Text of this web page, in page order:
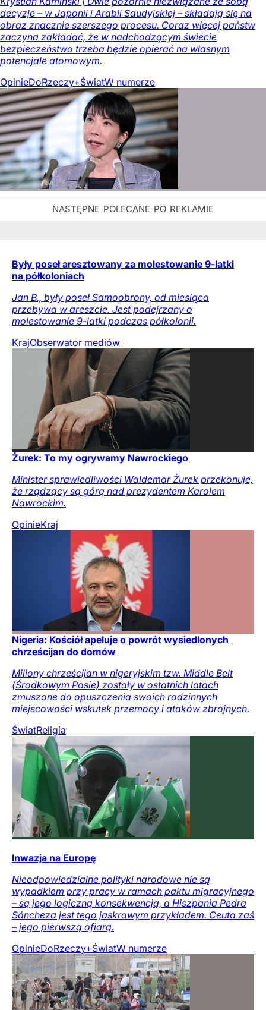
decyzje – w Japonii i Arabii Saudyjskiej – składają się na
obraz znacznie szerszego procesu. Coraz więcej państw
zaczyna zakładać, że w nadchodzącym świecie
bezpieczeństwo trzeba będzie opierać na własnym
potencjale atomowym.
OpinieDoRzeczy+ŚwiatW numerze
Były poseł aresztowany za molestowanie 9-latki
na półkoloniach
Jan B., były poseł Samoobrony, od miesiąca
przebywa w areszcie. Jest podejrzany o
molestowanie 9-latki podczas półkolonii.
KrajObserwator mediów
Żurek: To my ogrywamy Nawrockiego
Minister sprawiedliwości Waldemar Żurek przekonuje,
że rządzący są górą nad prezydentem Karolem
Nawrockim.
OpinieKraj
Nigeria: Kościół apeluje o powrót wysiedlonych
chrześcijan do domów
Miliony chrześcijan w nigeryjskim tzw. Middle Belt
(Środkowym Pasie) zostały w ostatnich latach
zmuszone do opuszczenia swoich rodzinnych
miejscowości wskutek przemocy i ataków zbrojnych.
ŚwiatReligia
Inwazja na Europę
Nieodpowiedzialne polityki narodowe nie są
wypadkiem przy pracy w ramach paktu migracyjnego
– są jego logiczną konsekwencją, a Hiszpania Pedra
Sáncheza jest tego jaskrawym przykładem. Ceuta zaś
– jego pierwszą ofiarą.
OpinieDoRzeczy+ŚwiatW numerze